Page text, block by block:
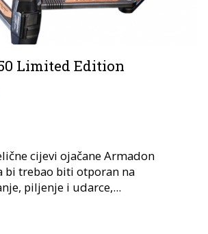
Limited Edition
cijevi ojačane Armadon
bi trebao biti otporan na
piljenje i udarce,...